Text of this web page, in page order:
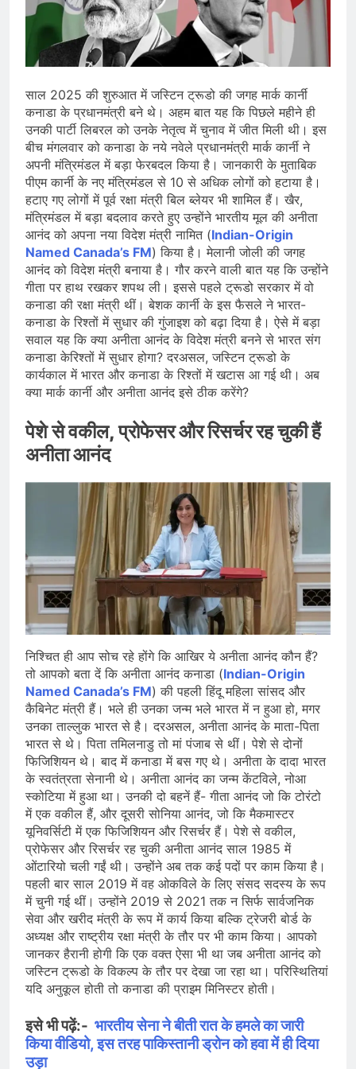
सोने के भाव में तेजी, 18K, 22K और 24K
गोल्ड के रेट पर निवेशकों की नजर
August 8, 2026
राष्ट्रीय | रांची में छात्र आंदोलन के दौरान
AISA अध्यक्ष नेहा बोरा पर फेंकी गई स्याही,
आरोपी हिरासत में
| World U20 Athletics: भारत का खाता
खुला, Ashish Yadav ने पुरुषों की Javelin
में जीता Silver Medal
August 8, 2026
साल 2025 की शुरुआत में जस्टिन ट्रूडो की जगह मार्क कार्नी
कनाडा के प्रधानमंत्री बने थे। अहम बात यह कि पिछले महीने ही
उनकी पार्टी लिबरल को उनके नेतृत्व में चुनाव में जीत मिली थी। इस
बीच मंगलवार को कनाडा के नये नवेले प्रधानमंत्री मार्क कार्नी ने
अपनी मंत्रिमंडल में बड़ा फेरबदल किया है। जानकारी के मुताबिक
पीएम कार्नी के नए मंत्रिमंडल से 10 से अधिक लोगों को हटाया है।
हटाए गए लोगों में पूर्व रक्षा मंत्री बिल ब्लेयर भी शामिल हैं। खैर,
मंत्रिमंडल में बड़ा बदलाव करते हुए उन्होंने भारतीय मूल की अनीता
आनंद को अपना नया विदेश मंत्री नामित (Indian-Origin
Named Canada’s FM) किया है। मेलानी जोली की जगह
आनंद को विदेश मंत्री बनाया है। गौर करने वाली बात यह कि उन्होंने
गीता पर हाथ रखकर शपथ ली। इससे पहले ट्रूडो सरकार में वो
कनाडा की रक्षा मंत्री थीं। बेशक कार्नी के इस फैसले ने भारत-
कनाडा के रिश्तों में सुधार की गुंजाइश को बढ़ा दिया है। ऐसे में बड़ा
सवाल यह कि क्या अनीता आनंद के विदेश मंत्री बनने से भारत संग
कनाडा केरिश्तों में सुधार होगा? दरअसल, जस्टिन ट्रूडो के
कार्यकाल में भारत और कनाडा के रिश्तों में खटास आ गई थी। अब
क्या मार्क कार्नी और अनीता आनंद इसे ठीक करेंगे?
पेशे से वकील, प्रोफेसर और रिसर्चर रह चुकी हैं
अनीता आनंद
निश्चित ही आप सोच रहे होंगे कि आखिर ये अनीता आनंद कौन हैं?
तो आपको बता दें कि अनीता आनंद कनाडा (Indian-Origin
Named Canada’s FM) की पहली हिंदू महिला सांसद और
कैबिनेट मंत्री हैं। भले ही उनका जन्म भले भारत में न हुआ हो, मगर
उनका ताल्लुक भारत से है। दरअसल, अनीता आनंद के माता-पिता
भारत से थे। पिता तमिलनाडु तो मां पंजाब से थीं। पेशे से दोनों
फिजिशियन थे। बाद में कनाडा में बस गए थे। अनीता के दादा भारत
के स्वतंत्रता सेनानी थे। अनीता आनंद का जन्म केंटविले, नोआ
स्कोटिया में हुआ था। उनकी दो बहनें हैं- गीता आनंद जो कि टोरंटो
में एक वकील हैं, और दूसरी सोनिया आनंद, जो कि मैकमास्टर
यूनिवर्सिटी में एक फिजिशियन और रिसर्चर हैं। पेशे से वकील,
प्रोफेसर और रिसर्चर रह चुकी अनीता आनंद साल 1985 में
ओंटारियो चली गईं थी। उन्होंने अब तक कई पदों पर काम किया है।
पहली बार साल 2019 में वह ओकविले के लिए संसद सदस्य के रूप
में चुनी गई थीं। उन्होंने 2019 से 2021 तक न सिर्फ सार्वजनिक
सेवा और खरीद मंत्री के रूप में कार्य किया बल्कि ट्रेजरी बोर्ड के
अध्यक्ष और राष्ट्रीय रक्षा मंत्री के तौर पर भी काम किया। आपको
जानकर हैरानी होगी कि एक वक्त ऐसा भी था जब अनीता आनंद को
जस्टिन ट्रूडो के विकल्प के तौर पर देखा जा रहा था। परिस्थितियां
यदि अनुकूल होती तो कनाडा की प्राइम मिनिस्टर होती।
इसे भी पढ़ें:- भारतीय सेना ने बीती रात के हमले का जारी
किया वीडियो, इस तरह पाकिस्तानी ड्रोन को हवा में ही दिया
उड़ा